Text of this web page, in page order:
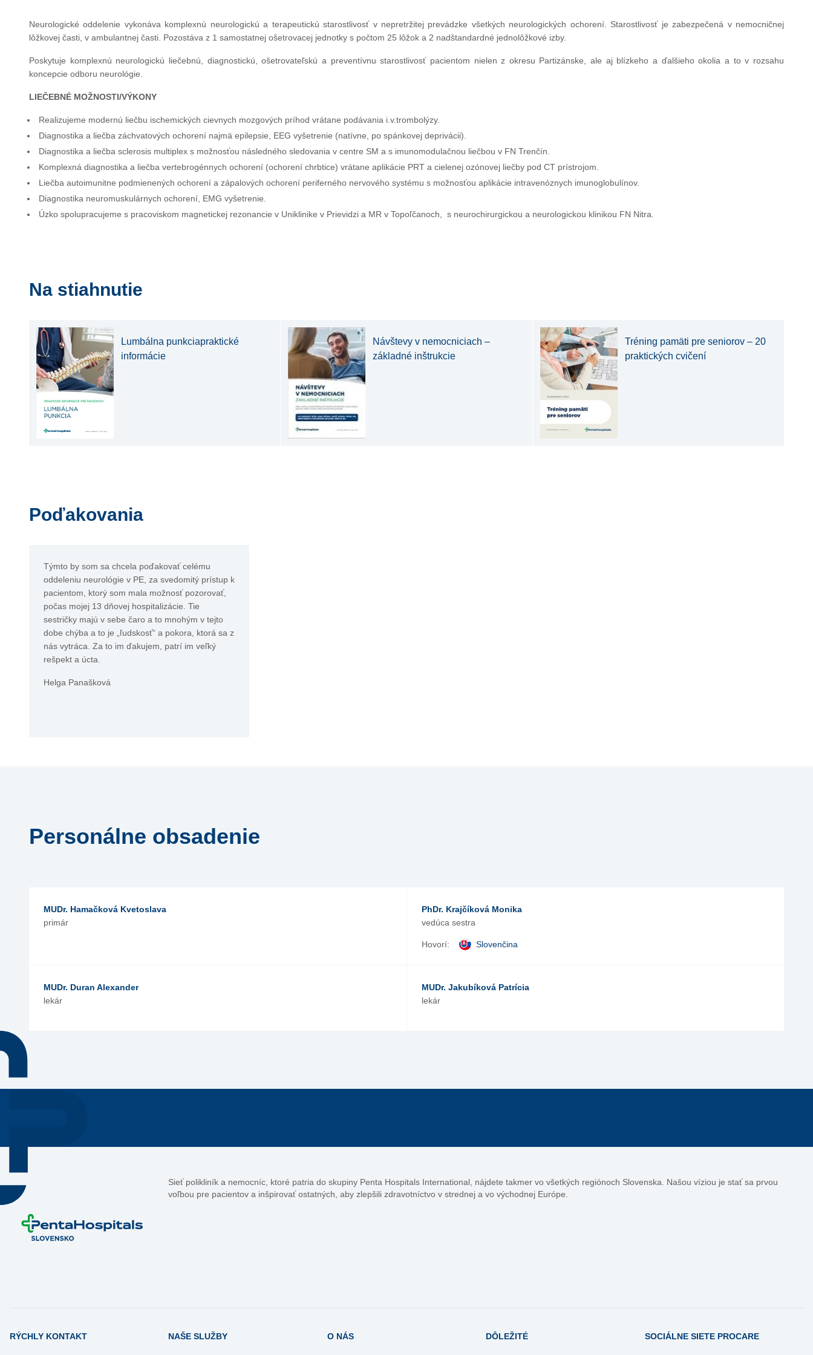
Neurologické oddelenie vykonáva komplexnú neurologickú a terapeutickú starostlivosť v nepretržitej prevádzke všetkých neurologických ochorení. Starostlivosť je zabezpečená v nemocničnej
lôžkovej časti, v ambulantnej časti. Pozostáva z 1 samostatnej ošetrovacej jednotky s počtom 25 lôžok a 2 nadštandardné jednolôžkové izby.
Poskytuje komplexnú neurologickú liečebnú, diagnostickú, ošetrovateľskú a preventívnu starostlivosť pacientom nielen z okresu Partizánske, ale aj blízkeho a ďalšieho okolia a to v rozsahu
koncepcie odboru neurológie.
LIEČEBNÉ MOŽNOSTI/VÝKONY
Realizujeme modernú liečbu ischemických cievnych mozgových príhod vrátane podávania i.v.trombolýzy.
Diagnostika a liečba záchvatových ochorení najmä epilepsie, EEG vyšetrenie (natívne, po spánkovej deprivácii).
Diagnostika a liečba sclerosis multiplex s možnosťou následného sledovania v centre SM a s imunomodulač­nou liečbou v FN Trenčín.
Komplexná diagnostika a liečba vertebrogénnych ochorení (ochorení chrbtice) vrátane aplikácie PRT a cielenej ozónovej liečby pod CT prístrojom.
Liečba autoimunitne podmienených ochorení a zápalových ochorení periferného nervového systému s možnosťou aplikácie intravenóznych imunoglobulínov.
Diagnostika neuromuskulárnych ochorení, EMG vyšetrenie.
Úzko spolupracujeme s pracoviskom magnetickej rezonancie v Uniklinike v Prievidzi a MR v Topoľčanoch, s neurochirurgickou a neurologickou klinikou FN Nitra.
Na stiahnutie
Lumbálna punkciapraktické
informácie
Návštevy v nemocniciach –
základné inštrukcie
Tréning pamäti pre seniorov – 20
praktických cvičení
Poďakovania
Týmto by som sa chcela poďakovať celému
oddeleniu neurológie v PE, za svedomitý prístup k
pacientom, ktorý som mala možnosť pozorovať,
počas mojej 13 dňovej hospitalizácie. Tie
sestričky majú v sebe čaro a to mnohým v tejto
dobe chýba a to je „ľudskosť“ a pokora, ktorá sa z
nás vytráca. Za to im ďakujem, patrí im veľký
rešpekt a úcta.
Helga Panašková
Personálne obsadenie
MUDr. Hamačková Kvetoslava
primár
PhDr. Krajčíková Monika
vedúca sestra
Hovorí: Slovenčina
MUDr. Duran Alexander
lekár
MUDr. Jakubíková Patrícia
lekár
Sieť polikliník a nemocníc, ktoré patria do skupiny Penta Hospitals International, nájdete takmer vo všetkých regiónoch Slovenska. Našou víziou je stať sa prvou
voľbou pre pacientov a inšpirovať ostatných, aby zlepšili zdravotníctvo v strednej a vo východnej Európe.
RÝCHLY KONTAKT NAŠE SLUŽBY O NÁS DÔLEŽITÉ SOCIÁLNE SIETE PROCARE